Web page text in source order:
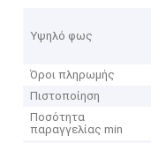
Υψηλό φως
Όροι πληρωμής
Πιστοποίηση
Ποσότητα
παραγγελίας min